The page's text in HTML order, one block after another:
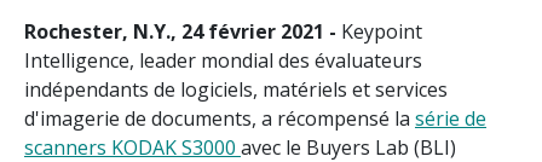
Rochester, N.Y., 24 février 2021 - Keypoint
Intelligence, leader mondial des évaluateurs
indépendants de logiciels, matériels et services
d'imagerie de documents, a récompensé la série de
scanners KODAK S3000 avec le Buyers Lab (BLI)